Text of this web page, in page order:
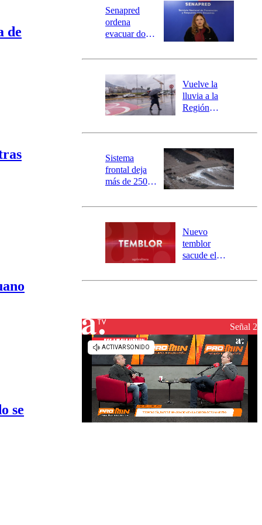
Universidad de Chile
Sustentabilidad
de
se
Senapred
ordena
evacuar dos
Carahue por
río Damas:
activa
mensajería
SAE
Vuelve la
lluvia a la
Región
este es el
la DMC para
este viernes
Sistema
frontal deja
más de 250
y 317
aisladas entre
Valparaíso y
Los Ríos
Nuevo
temblor
sacude el
revisa la
Señal 2